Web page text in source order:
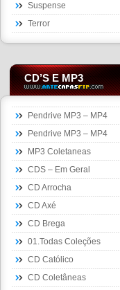
Suspense
Terror
CD’S E MP3
Pendrive MP3 – MP4
Pendrive MP3 – MP4
MP3 Coletaneas
CDS – Em Geral
CD Arrocha
CD Axé
CD Brega
01.Todas Coleções
CD Católico
CD Coletâneas